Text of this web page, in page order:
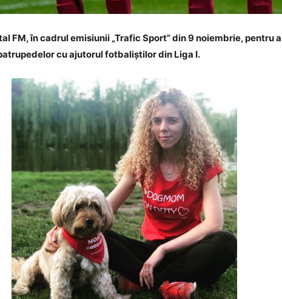
FM, în cadrul emisiunii „Trafic Sport” din 9 noiembrie, pentru
cu ajutorul fotbaliștilor din Liga I.